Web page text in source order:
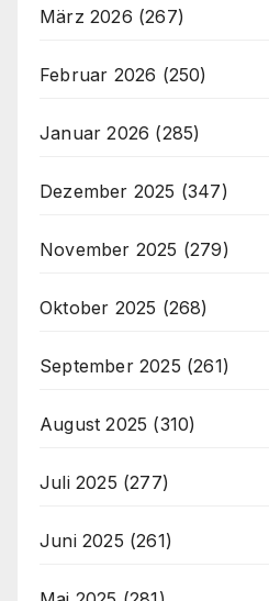
März 2026 (267)
Februar 2026 (250)
Januar 2026 (285)
Dezember 2025 (347)
November 2025 (279)
Oktober 2025 (268)
September 2025 (261)
August 2025 (310)
Juli 2025 (277)
Juni 2025 (261)